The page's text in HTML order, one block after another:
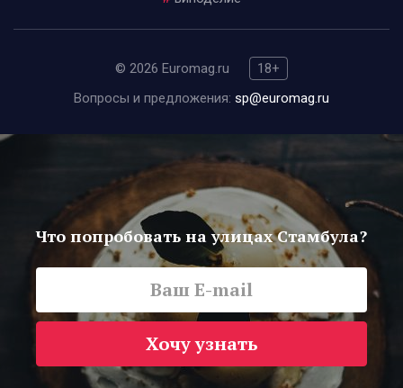
© 2026 Euromag.ru
18+
Вопросы и предложения: sp@euromag.ru
Что попробовать на улицах Стамбула?
Хочу узнать